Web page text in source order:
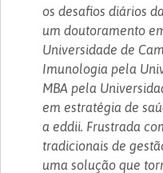
os desafios diários
um doutoramento
Universidade de
Imunologia pela
MBA pela
em estratégia de
a eddii. Frustrada
tradicionais de
uma solução que